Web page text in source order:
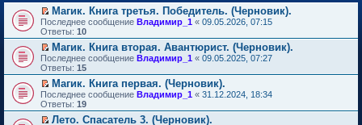
в
о
м
у
н
е
п
р
о
ч
и
т
и
к
п
е
р
в
о
м
у
н
е
п
П
е
р
е
й
т
и
к
п
е
р
Магик. Книга третья. Победитель. (Черновик).
Последнее сообщение Владимир_1 « 09.05.2026, 07:15
Ответы: 10
П
е
р
е
й
т
и
Магик. Книга вторая. Авантюрист. (Черновик).
Последнее сообщение Владимир_1 « 09.05.2025, 07:27
Ответы: 15
П
е
р
е
Магик. Книга первая. (Черновик).
Последнее сообщение Владимир_1 « 31.12.2024, 18:34
Ответы: 19
Лето. Спасатель 3. (Черновик).